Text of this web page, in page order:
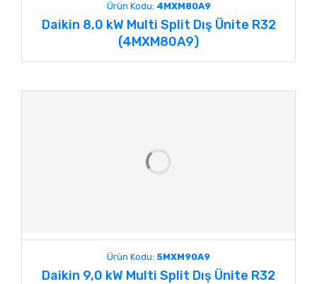
Ürün Kodu: 4MXM80A9
Daikin 8,0 kW Multi Split Dış Ünite R32
(4MXM80A9)
Ürün Kodu: 5MXM90A9
Daikin 9,0 kW Multi Split Dış Ünite R32